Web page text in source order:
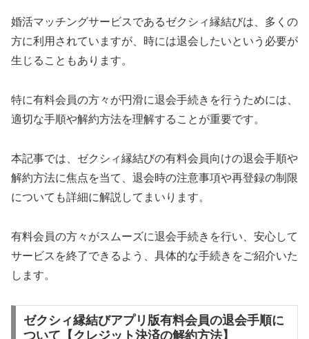
婚活マッチングサービスであるゼクシィ縁結びは、多くの
方に利用されていますが、時には退会したいという必要が
生じることもあります。
特に有料会員の方々が円滑に退会手続きを行うためには、
適切な手順や解約方法を理解することが重要です。
本記事では、ゼクシィ縁結びの有料会員向けの退会手順や
解約方法に焦点を当て、退会時の注意事項や再登録の制限
についても詳細に解説してまいります。
有料会員の方々がスムーズに退会手続きを行い、安心して
サービスを終了できるよう、具体的な手続きをご紹介いた
します。
ゼクシィ縁結びアプリ版有料会員の退会手順に
ついて【クレジット決済の解約方法】